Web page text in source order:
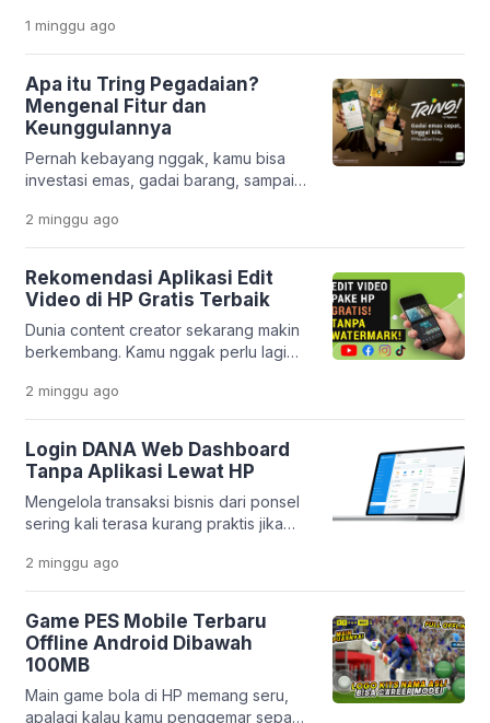
pengaturan di […]
di rumah atau lagi santai di luar, genre
ini nggak pernah gagal memacu
adrenalin. Masalahnya, nggak semua
orang punya HP flagship dengan
storage besar. Banyak pengguna
Android masih pakai HP entry-level
yang sering ngelag kalau dipakai main
game berat. Belum […]
1 minggu ago
Apa itu Tring Pegadaian?
Mengenal Fitur dan
Keunggulannya
Pernah kebayang nggak, kamu bisa
investasi emas, gadai barang, sampai
satu aplikasi di HP? Di era digital
seperti sekarang, semua itu bukan lagi
hal yang sulit. Melalui inovasi
terbarunya, PT Pegadaian
menghadirkan aplikasi yang makin
lengkap dan praktis. Layanan
Pegadaian Digital kini berevolusi jadi
terintegrasi. […]
2 minggu ago
Rekomendasi Aplikasi Edit
Video di HP Gratis Terbaik
Dunia content creator sekarang makin
berkembang. Kamu nggak perlu lagi
keren. Cukup pakai HP, kamu sudah
bisa menghasilkan konten yang
menarik dan profesional. Platform
seperti TikTok, Instagram Reels, dan
YouTube Shorts bikin kebutuhan
editing video makin tinggi. Tapi
masalahnya, banyak orang bingung
gratis, mudah dipakai, […]
2 minggu ago
Login DANA Web Dashboard
Tanpa Aplikasi Lewat HP
Mengelola transaksi bisnis dari ponsel
sering kali terasa kurang praktis jika
sekaligus. Apalagi jika memori HP
sudah mulai penuh atau kamu ingin
bekerja lebih cepat tanpa berpindah-
pindah aplikasi. Kabar baiknya, DANA
menyediakan layanan Dashboard Web
yang bisa diakses langsung melalui
browser. Platform ini memudahkan
2 minggu ago
Game PES Mobile Terbaru
Offline Android Dibawah
100MB
Main game bola di HP memang seru,
apalagi kalau kamu penggemar sepak